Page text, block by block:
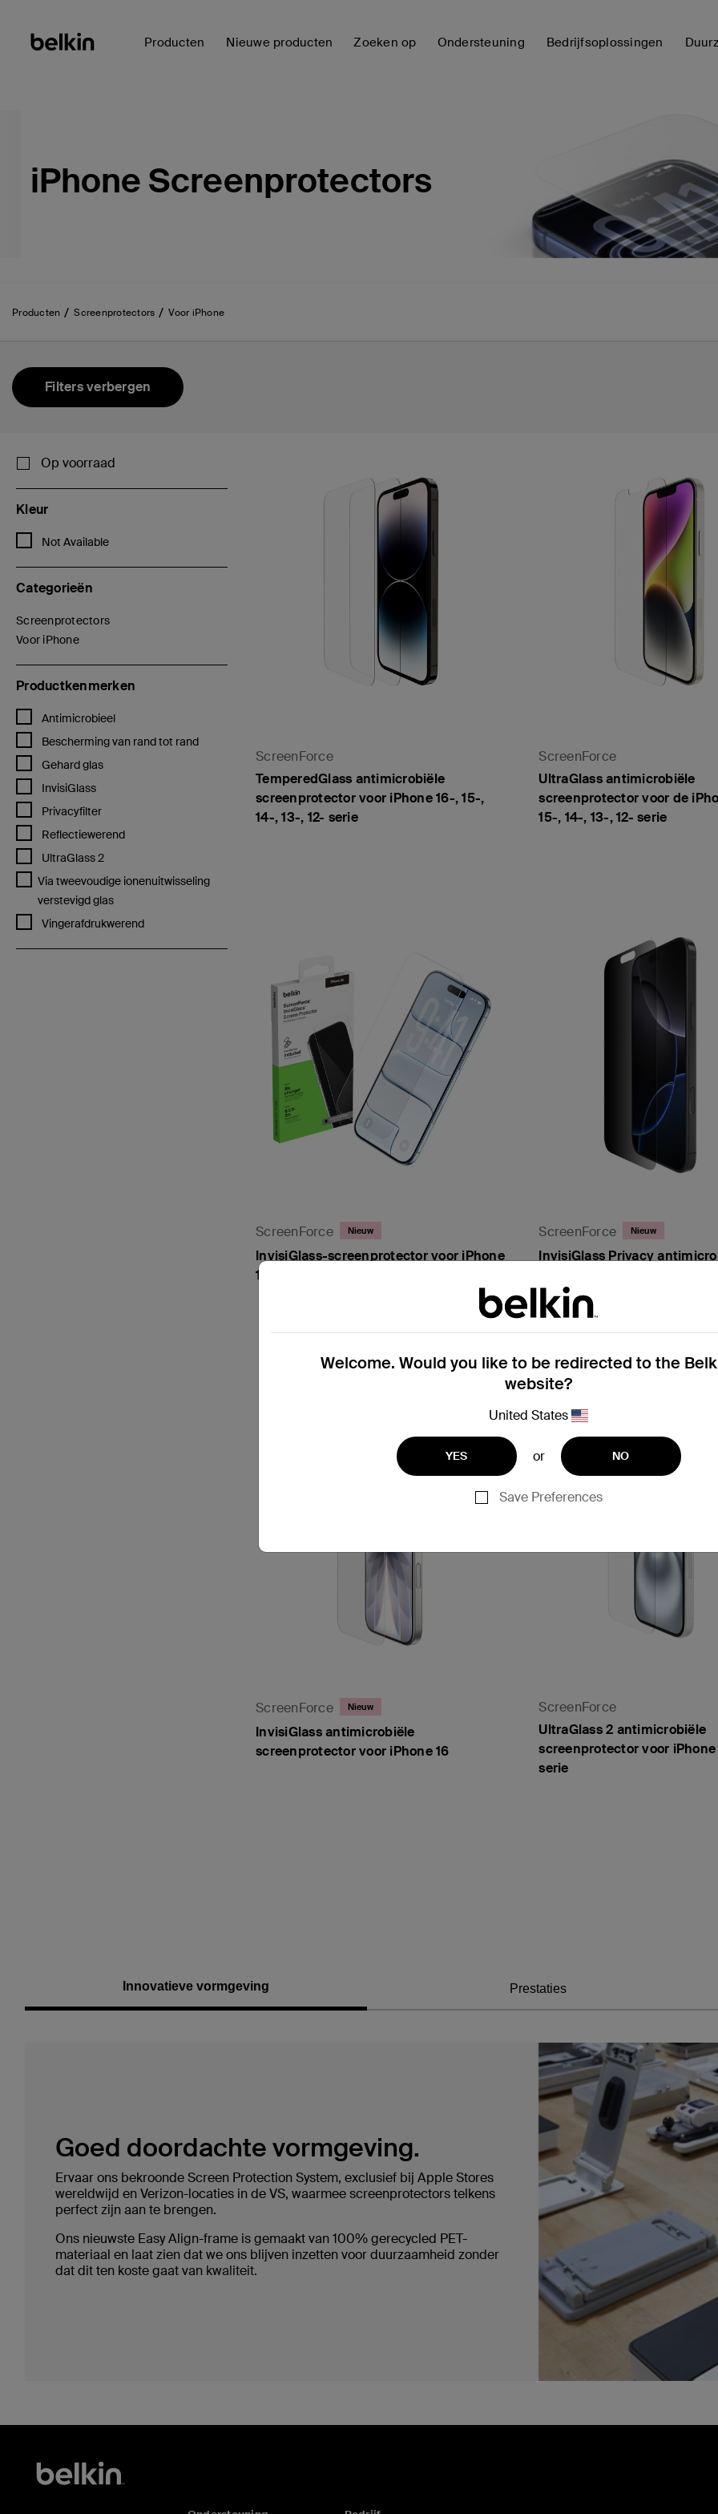
Producten Nieuwe producten Zoeken op Ondersteuning Bedrijfsoplossingen
iPhone Screenprotectors
Producten Screenprotectors Voor iPhone
Filters verbergen
Op voorraad
Kleur
Not Available
Verfijn op Kleur: Not Available
Categorieën
Screenprotectors
Verfijn op Categorieën: Screenprotectors
Voor iPhone
geselecteerd Nu verfijnd op Categorieën: Voor iPhone
Productkenmerken
Antimicrobieel
Verfijn op Productkenmerken: Antimicrobieel
Bescherming van rand tot rand
Verfijn op Productkenmerken: Bescherming van rand tot rand
Gehard glas
Verfijn op Productkenmerken: Gehard glas
InvisiGlass
Verfijn op Productkenmerken: InvisiGlass
Privacyfilter
Verfijn op Productkenmerken: Privacyfilter
Reflectiewerend
Verfijn op Productkenmerken: Reflectiewerend
UltraGlass 2
Verfijn op Productkenmerken: UltraGlass 2
Via tweevoudige ionenuitwisseling
verstevigd glas
Verfijn op Productkenmerken: Via tweevoudige ionenuitwisseling verstevigd glas
Vingerafdrukwerend
Verfijn op Productkenmerken: Vingerafdrukwerend
ScreenForce
TemperedGlass antimicrobiële
screenprotector voor iPhone 16-, 15-,
14-, 13-, 12- serie
ScreenForce
UltraGlass antimicrobiële
screenprotector voor de
15-, 14-, 13-, 12- serie
ScreenForce Nieuw
InvisiGlass-screenprotector voor iPhone
17
ScreenForce Nieuw
InvisiGlass Privacy
iPhone 16
ScreenForce Nieuw
InvisiGlass antimicrobiële
screenprotector voor iPhone 16
ScreenForce
UltraGlass 2 antimicrobiële
screenprotector voor iPhone
serie
Innovatieve vormgeving Prestaties
Goed doordachte vormgeving.
Ervaar ons bekroonde Screen Protection System, exclusief bij Apple Stores
wereldwijd en Verizon-locaties in de VS, waarmee screenprotectors telkens
perfect zijn aan te brengen.
Ons nieuwste Easy Align-frame is gemaakt van 100% gerecycled PET-
materiaal en laat zien dat we ons blijven inzetten voor duurzaamheid zonder
dat dit ten koste gaat van kwaliteit.
Welcome. Would you like to be redirected to the
website?
United States
YES or NO
Save Preferences